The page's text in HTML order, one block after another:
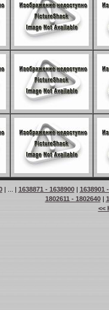
| ... | 1638871 - 1638900| 1638901
1802611 - 1802640|
<<